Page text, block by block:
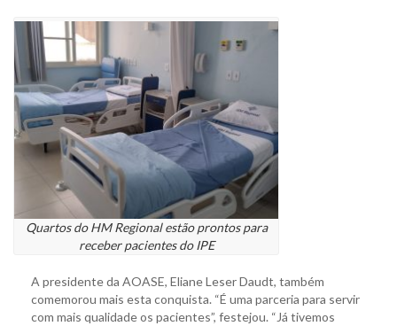
Quartos do HM Regional estão prontos para
receber pacientes do IPE
A presidente da AOASE, Eliane Leser Daudt, também
comemorou mais esta conquista. “É uma parceria para servir
com mais qualidade os pacientes”, festejou. “Já tivemos